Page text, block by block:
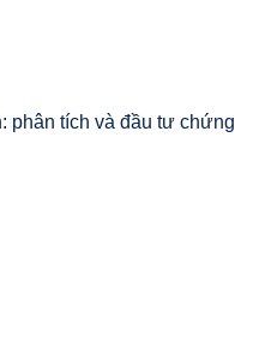
phân tích và đầu tư chứng